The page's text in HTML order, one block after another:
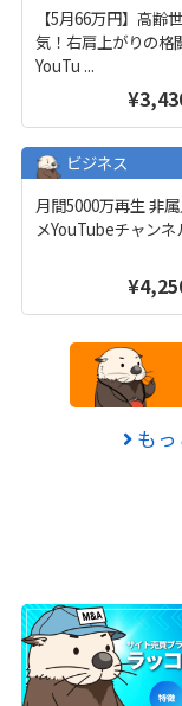
【5月66万円】高齢
気！右肩上がりの格
YouTu ...
ビジネス
月間5000万再生 非
メYouTubeチャンネ
も